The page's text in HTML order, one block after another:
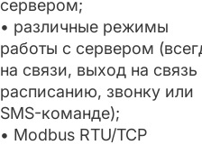
сервером;
• различные режимы
работы с сервером
на связи, выход на связь
расписанию, звонку или
SMS-команде);
• Modbus RTU/TCP